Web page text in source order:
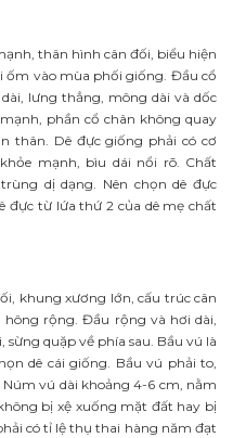
thân hình cân đối, biểu hiện
ốm vào mùa phối giống. Đầu cổ
lưng thẳng, mông dài và dốc
phần cổ chân không quay
thân. Dê đực giống phải có cơ
mạnh, bìu dái nổi rõ. Chất
dị dạng. Nên chọn dê đực
đực từ lứa thứ 2 của dê mẹ chất
khung xương lớn, cấu trúc cân
rộng. Đầu rộng và hơi dài,
quặp về phía sau. Bầu vú là
dê cái giống. Bầu vú phải to,
vú dài khoảng 4-6 cm, nằm
bị xệ xuống mặt đất hay bị
có tỉ lệ thụ thai hàng năm đạt